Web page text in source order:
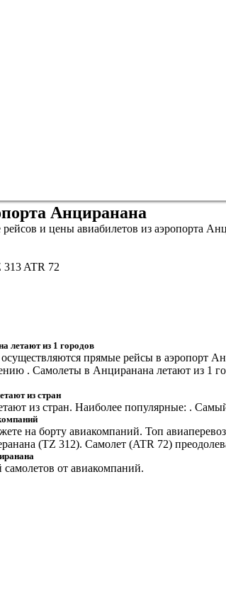
Анциранана
и цены авиабилетов из аэропорта
313 ATR 72
летают из 1 городов
прямые рейсы в аэропорт
. Самолеты в Анциранана летают из 1
из стран
из стран. Наиболее популярные: .
на борту авиакомпаний. Топ
(TZ 312). Самолет (ATR 72)
от авиакомпаний.